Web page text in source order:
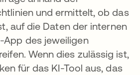
und ermittelt, ob das
auf die Daten der internen
App des jeweiligen
Wenn dies zulässig ist,
für das KI-Tool aus, das